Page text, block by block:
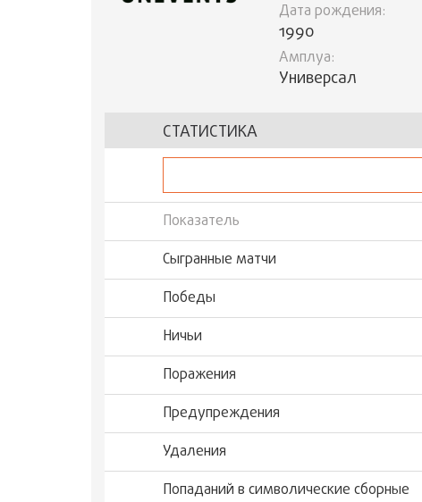
Дата рождения:
1990
Амплуа:
Универсал
СТАТИСТИКА
Показатель
Сыгранные матчи
Победы
Ничьи
Поражения
Предупреждения
Удаления
Попаданий в символические сборные